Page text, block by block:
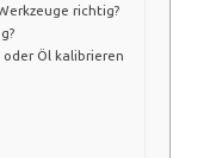
richtig?
Öl kalibrieren